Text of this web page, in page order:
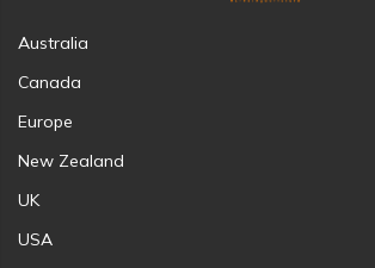
Australia
Canada
Europe
New Zealand
UK
USA